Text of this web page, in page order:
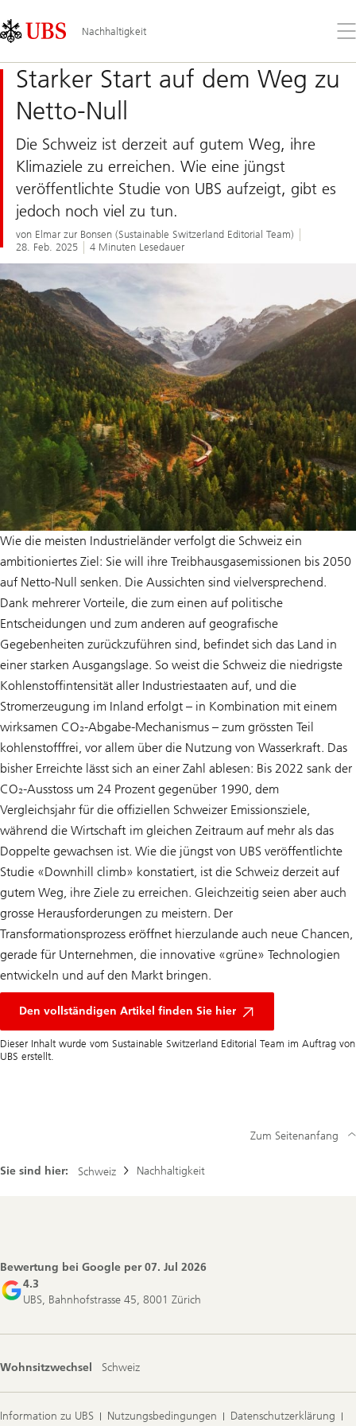
Links
Area
Nachhaltigkeit
Sie
Starker Start auf dem Weg zu
Netto-Null
Die Schweiz ist derzeit auf gutem Weg, ihre
Klimaziele zu erreichen. Wie eine jüngst
veröffentlichte Studie von UBS aufzeigt, gibt es
jedoch noch viel zu tun.
von Elmar zur Bonsen (Sustainable Switzerland Editorial Team)
28. Feb. 2025
4 Minuten Lesedauer
Wie die meisten Industrieländer verfolgt die Schweiz ein
ambitioniertes Ziel: Sie will ihre Treibhausgasemissionen bis 2050
auf Netto-Null senken. Die Aussichten sind vielversprechend.
Dank mehrerer Vorteile, die zum einen auf politische
Entscheidungen und zum anderen auf geografische
Gegebenheiten zurückzuführen sind, befindet sich das Land in
einer starken Ausgangslage. So weist die Schweiz die niedrigste
Kohlenstoffintensität aller Industriestaaten auf, und die
Stromerzeugung im Inland erfolgt – in Kombination mit einem
wirksamen CO₂-Abgabe-Mechanismus – zum grössten Teil
kohlenstofffrei, vor allem über die Nutzung von Wasserkraft. Das
bisher Erreichte lässt sich an einer Zahl ablesen: Bis 2022 sank der
CO₂-Ausstoss um 24 Prozent gegenüber 1990, dem
Vergleichsjahr für die offiziellen Schweizer Emissionsziele,
während die Wirtschaft im gleichen Zeitraum auf mehr als das
Doppelte gewachsen ist. Wie die jüngst von UBS veröffentlichte
Studie «Downhill climb» konstatiert, ist die Schweiz derzeit auf
gutem Weg, ihre Ziele zu erreichen. Gleichzeitig seien aber auch
grosse Herausforderungen zu meistern. Der
Transformationsprozess eröffnet hierzulande auch neue Chancen,
gerade für Unternehmen, die innovative «grüne» Technologien
entwickeln und auf den Markt bringen.
Den vollständigen Artikel finden Sie hier
Start
Weg
zu
Dieser Inhalt wurde vom Sustainable Switzerland Editorial Team im Auftrag von
UBS erstellt.
Sie sind hier: Schweiz Nachhaltigkeit
Zum Seitenanfang
Bewertung bei Google per07. Jul 2026
4.3
UBS, Bahnhofstrasse 45, 8001 Zürich
Wohnsitzwechsel Schweiz
Information zu UBS Nutzungsbedingungen
Datenschutzerklärung